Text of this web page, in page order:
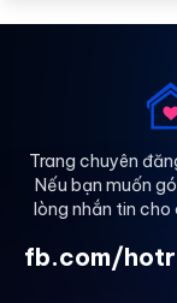
Trang chuyên
Nếu bạn muốn
lòng nhắn tin
fb.com/